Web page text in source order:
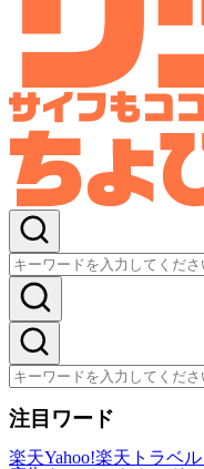
注目ワード
楽天Yahoo!楽天トラベル